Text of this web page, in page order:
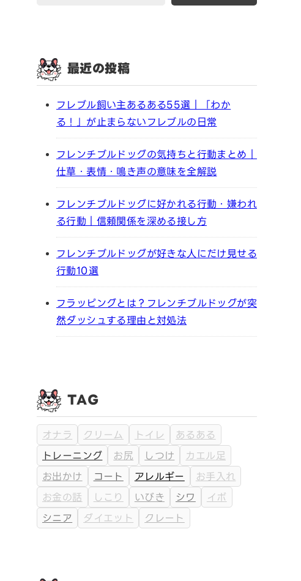
最近の投稿
フレブル飼い主あるある55選｜「わか
る！」が止まらないフレブルの日常
フレンチブルドッグの気持ちと行動まとめ｜
仕草・表情・鳴き声の意味を全解説
フレンチブルドッグに好かれる行動・嫌われ
る行動｜信頼関係を深める接し方
フレンチブルドッグが好きな人にだけ見せる
行動10選
フラッピングとは？フレンチブルドッグが突
然ダッシュする理由と対処法
TAG
オナラ クリーム トイレ
あるある
トレーニング
お尻 しつけ
カエル足
お出かけ
コート アレルギー
お手入れ
お金の話
しこり いびき シワ
イボ
シニア
ダイエット クレート